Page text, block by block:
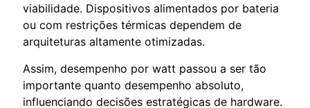
viabilidade. Dispositivos alimentados por bateria
ou com restrições térmicas dependem de
arquiteturas altamente otimizadas.
Assim, desempenho por watt passou a ser tão
importante quanto desempenho absoluto,
influenciando decisões estratégicas de hardware.